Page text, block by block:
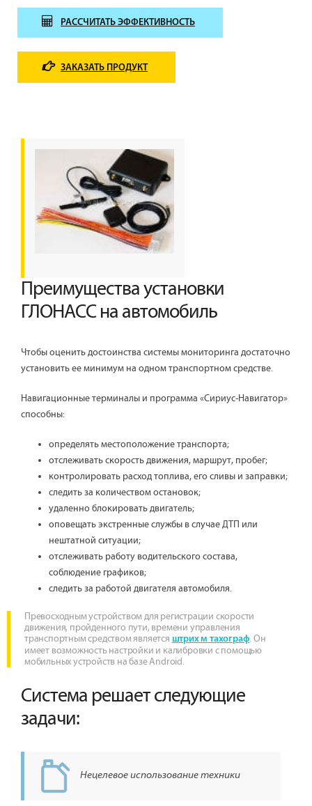
РАССЧИТАТЬ ЭФФЕКТИВНОСТЬ
ЗАКАЗАТЬ ПРОДУКТ
Преимущества установки
ГЛОНАСС на автомобиль
Чтобы оценить достоинства системы мониторинга достаточно
установить ее минимум на одном транспортном средстве.
Навигационные терминалы и программа «Сириус-Навигатор»
способны:
определять местоположение транспорта;
отслеживать скорость движения, маршрут, пробег;
контролировать расход топлива, его сливы и заправки;
следить за количеством остановок;
удаленно блокировать двигатель;
оповещать экстренные службы в случае ДТП или
нештатной ситуации;
отслеживать работу водительского состава,
соблюдение графиков;
следить за работой двигателя автомобиля.
Превосходным устройством для регистрации скорости
движения, пройденного пути, времени управления
транспортным средством является штрих м тахограф. Он
имеет возможность настройки и калибровки с помощью
мобильных устройств на базе Android.
Система решает следующие
задачи:
Нецелевое использование техники